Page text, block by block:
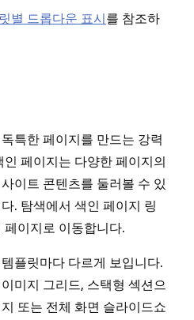
별 드롭다운 표시를 참조하
특한 페이지를 만드는 강력
페이지는 다양한 페이지의
이트 콘텐츠를 둘러볼 수 있
. 탐색에서 색인 페이지 링
이지로 이동합니다.
플릿마다 다르게 보입니다.
미지 그리드, 스택형 섹션으
또는 전체 화면 슬라이드쇼